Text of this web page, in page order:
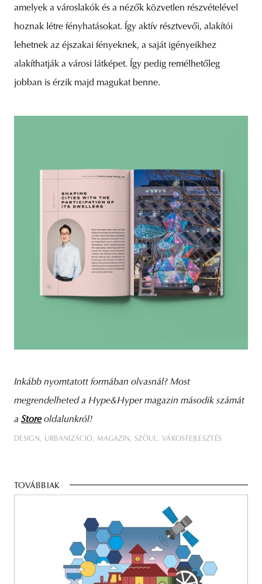
amelyek a városlakók és a nézők közvetlen részvételével
hoznak létre fényhatásokat. Így aktív résztvevői, alakítói
lehetnek az éjszakai fényeknek, a saját igényeikhez
alakíthatják a városi látképet. Így pedig remélhetőleg
jobban is érzik majd magukat benne.
Inkább nyomtatott formában olvasnál? Most
megrendelheted a Hype&Hyper magazin második számát
a Storeoldalunkról!
DESIGN URBANIZÁCIÓ MAGAZIN SZÖUL VÁROSFEJLESZTÉS
TOVÁBBIAK